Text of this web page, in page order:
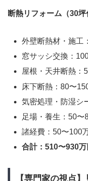
断熱リフォーム（30坪
外壁断熱材・施工
窓サッシ交換：
屋根・天井断熱：
床下断熱：80〜
気密処理・防湿シ
足場・養生：50〜
諸経費：50〜100
合計：510〜930万
【専門家の視点